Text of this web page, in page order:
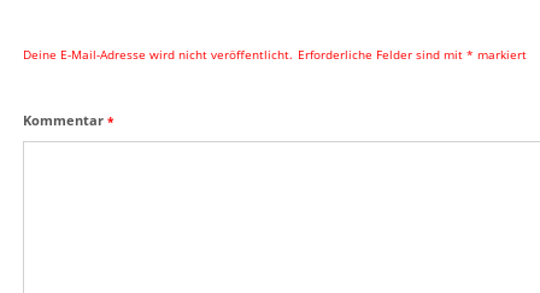
Deine E-Mail-Adresse wird nicht veröffentlicht. Erforderliche Felder sind mit * markiert
Kommentar *